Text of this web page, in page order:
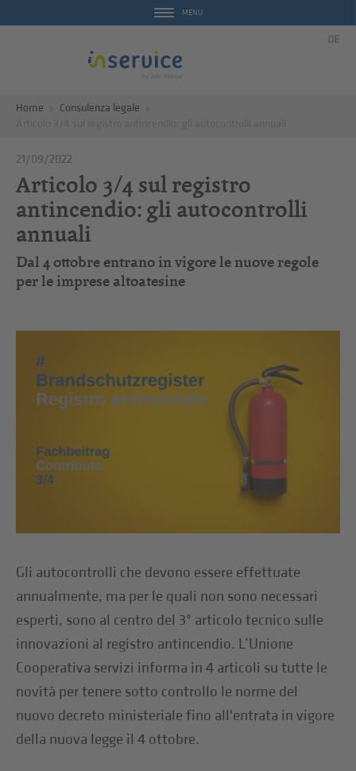
MENU
DE
Home
Consulenza legale
21/09/2022
Articolo 3/4 sul registro
antincendio: gli autocontrolli
annuali
Dal 4 ottobre entrano in vigore le nuove regole
per le imprese altoatesine
Gli autocontrolli che devono essere effettuate
annualmente, ma per le quali non sono necessari
esperti, sono al centro del 3° articolo tecnico sulle
innovazioni al registro antincendio. L’Unione
Cooperativa servizi informa in 4 articoli su tutte le
novità per tenere sotto controllo le norme del
nuovo decreto ministeriale fino all'entrata in vigore
della nuova legge il 4 ottobre.